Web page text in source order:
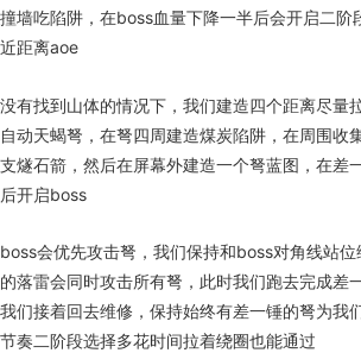
撞墙吃陷阱，在boss血量下降一半后会开启二阶
近距离aoe
没有找到山体的情况下，我们建造四个距离尽量
自动天蝎弩，在弩四周建造煤炭陷阱，在周围收
支燧石箭，然后在屏幕外建造一个弩蓝图，在差
后开启boss
boss会优先攻击弩，我们保持和boss对角线站
的落雷会同时攻击所有弩，此时我们跑去完成差
我们接着回去维修，保持始终有差一锤的弩为我
节奏二阶段选择多花时间拉着绕圈也能通过